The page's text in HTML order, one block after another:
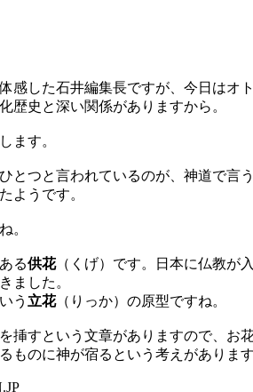
した石井編集長ですが、今日はオ
歴史と深い関係がありますから。
ます。
とつと言われているのが、神道で言う
ようです。
。
る供花（くげ）です。日本に仏教が
ました。
う 立花（りっか）の原型ですね。
すという文章がありますので、お
ものに神が宿るという考えがありま